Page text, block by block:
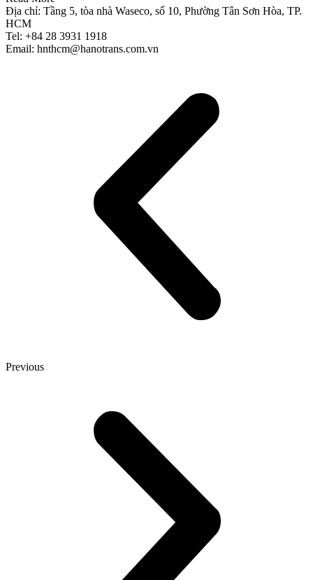
Địa chỉ: Tầng 5, tòa nhà Waseco, số 10, Phường Tân Sơn Hòa, TP.
HCM
Tel: +84 28 3931 1918
Email: hnthcm@hanotrans.com.vn
Previous